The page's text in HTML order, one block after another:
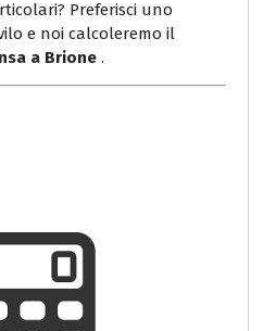
Preferisci uno
e noi calcoleremo il
a Brione .